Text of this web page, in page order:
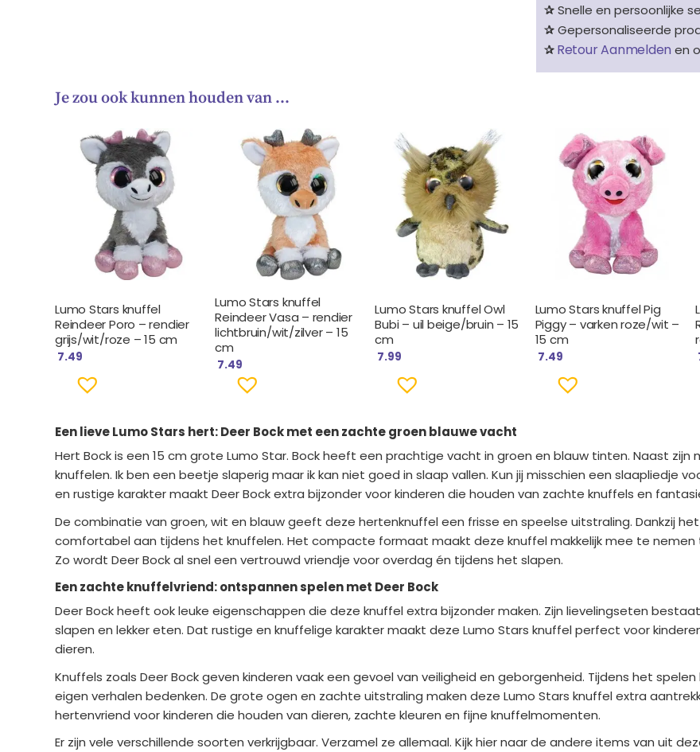
✰Snelle en persoonlijke
✰Gepersonaliseerde
✰Retour Aanmelden en
Je zou ook kunnen houden van …
Lumo Stars knuffel
Reindeer Poro – rendier
grijs/wit/roze – 15 cm
7.49
Lumo Stars knuffel
Reindeer Vasa – rendier
lichtbruin/wit/zilver – 15
cm
7.49
Lumo Stars knuffel Owl
Bubi – uil beige/bruin – 15
cm
7.99
Lumo Stars knuffel Pig
Piggy – varken roze/wit –
15 cm
7.49
Een lieve Lumo Stars hert: Deer Bock met een zachte groen blauwe vacht
Hert Bock is een 15 cm grote Lumo Star. Bock heeft een prachtige vacht in groen en blauw tinten. Naast zijn
knuffelen. Ik ben een beetje slaperig maar ik kan niet goed in slaap vallen. Kun jij misschien een slaapliedje
en rustige karakter maakt Deer Bock extra bijzonder voor kinderen die houden van zachte knuffels en
De combinatie van groen, wit en blauw geeft deze hertenknuffel een frisse en speelse uitstraling. Dankzij
comfortabel aan tijdens het knuffelen. Het compacte formaat maakt deze knuffel makkelijk mee te
Zo wordt Deer Bock al snel een vertrouwd vriendje voor overdag én tijdens het slapen.
Een zachte knuffelvriend: ontspannen spelen met Deer Bock
Deer Bock heeft ook leuke eigenschappen die deze knuffel extra bijzonder maken. Zijn lievelingseten
slapen en lekker eten. Dat rustige en knuffelige karakter maakt deze Lumo Stars knuffel perfect voor
dieren.
Knuffels zoals Deer Bock geven kinderen vaak een gevoel van veiligheid en geborgenheid. Tijdens het
eigen verhalen bedenken. De grote ogen en zachte uitstraling maken deze Lumo Stars knuffel extra
hertenvriend voor kinderen die houden van dieren, zachte kleuren en fijne knuffelmomenten.
Er zijn vele verschillende soorten verkrijgbaar. Verzamel ze allemaal. Kijk hier naar de andere items van uit